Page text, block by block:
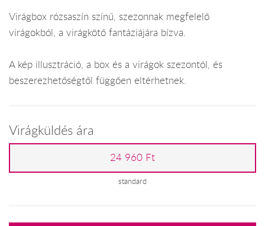
Virágbox rózsaszín színű, szezonnak megfelelő
virágokból, a virágkötő fantáziájára bízva.
A kép illusztráció, a box és a virágok szezontól, és
beszerezhetőségtől függően eltérhetnek.
Virágküldés ára
24 960 Ft
standard